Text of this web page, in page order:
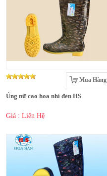
Mua Hàng
Ủng nữ cao hoa nhí đen HS
Giá : Liên Hệ